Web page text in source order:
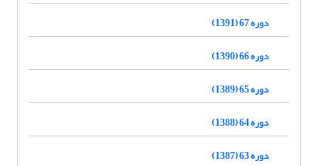
دوره 67 (1391)
دوره 66 (1390)
دوره 65 (1389)
دوره 64 (1388)
دوره 63 (1387)